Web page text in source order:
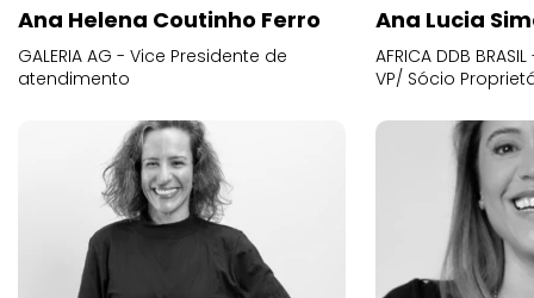
Ana Helena Coutinho Ferro
GALERIA AG - Vice Presidente de
atendimento
Ana Lucia
AFRICA DDB
VP/ Sócio